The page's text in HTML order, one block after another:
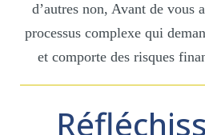
d’autres non, Avant de vous
processus complexe qui
et comporte des risques